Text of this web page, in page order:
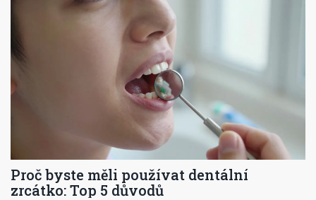
Proč byste měli používat dentální
zrcátko: Top 5 důvodů